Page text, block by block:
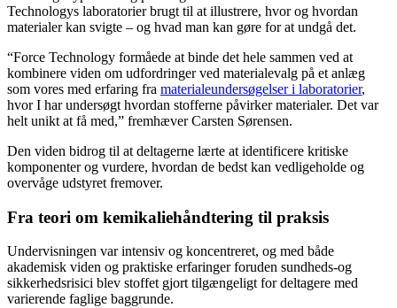
Technologys laboratorier brugt til at illustrere, hvor og hvordan
materialer kan svigte – og hvad man kan gøre for at undgå det.
“Force Technology formåede at binde det hele sammen ved at
kombinere viden om udfordringer ved materialevalg på et anlæg
som vores med erfaring fra materialeundersøgelser i laboratorier,
hvor I har undersøgt hvordan stofferne påvirker materialer. Det var
helt unikt at få med,” fremhæver Carsten Sørensen.
Den viden bidrog til at deltagerne lærte at identificere kritiske
komponenter og vurdere, hvordan de bedst kan vedligeholde og
overvåge udstyret fremover.
Fra teori om kemikaliehåndtering til praksis
Undervisningen var intensiv og koncentreret, og med både
akademisk viden og praktiske erfaringer foruden sundheds-og
sikkerhedsrisici blev stoffet gjort tilgængeligt for deltagere med
varierende faglige baggrunde.